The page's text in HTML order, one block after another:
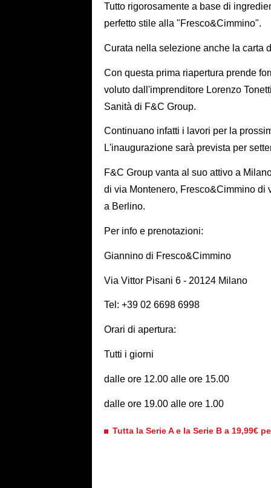
Tutto rigorosamente a base di
perfetto stile alla "Fresco&Cimmino".
Curata nella selezione anche la carta
Con questa prima riapertura prende
voluto dall'imprenditore Lorenzo
Sanità di F&C Group.
Continuano infatti i lavori per la
L'inaugurazione sarà prevista per
F&C Group vanta al suo attivo a
di via Montenero, Fresco&Cimmino di
a Berlino.
Per info e prenotazioni:
Giannino di Fresco&Cimmino
Via Vittor Pisani 6 - 20124 Milano
Tel: +39 02 6698 6998
Orari di apertura:
Tutti i giorni
dalle ore 12.00 alle ore 15.00
dalle ore 19.00 alle ore 1.00
Tutta la Serie A e la Serie B a 19,99€